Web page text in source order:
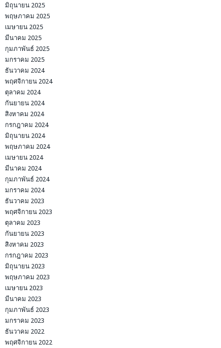
มิถุนายน 2025
พฤษภาคม 2025
เมษายน 2025
มีนาคม 2025
กุมภาพันธ์ 2025
มกราคม 2025
ธันวาคม 2024
พฤศจิกายน 2024
ตุลาคม 2024
กันยายน 2024
สิงหาคม 2024
กรกฎาคม 2024
มิถุนายน 2024
พฤษภาคม 2024
เมษายน 2024
มีนาคม 2024
กุมภาพันธ์ 2024
มกราคม 2024
ธันวาคม 2023
พฤศจิกายน 2023
ตุลาคม 2023
กันยายน 2023
สิงหาคม 2023
กรกฎาคม 2023
มิถุนายน 2023
พฤษภาคม 2023
เมษายน 2023
มีนาคม 2023
กุมภาพันธ์ 2023
มกราคม 2023
ธันวาคม 2022
พฤศจิกายน 2022